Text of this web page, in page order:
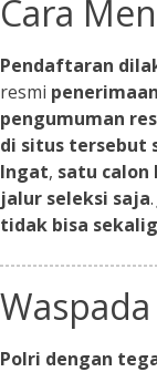
Cara
Pendaftaran
resmi
pengumuman
di situs tersebut
Ingat, satu calon
jalur seleksi saja.
tidak bisa
Polri dengan